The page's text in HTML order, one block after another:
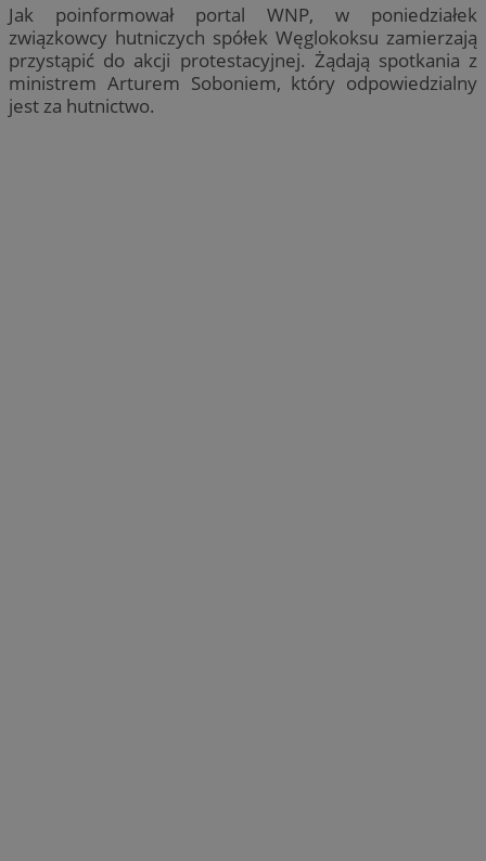
Jak poinformował portal WNP, w poniedziałek
związkowcy hutniczych spółek Węglokoksu zamierzają
przystąpić do akcji protestacyjnej. Żądają spotkania z
ministrem Arturem Soboniem, który odpowiedzialny
jest za hutnictwo.